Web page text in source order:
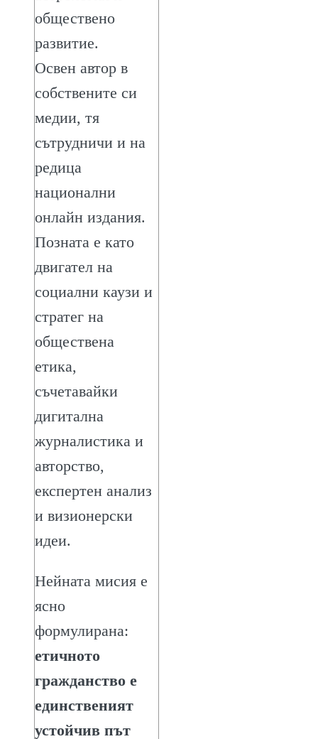
обществено
развитие.
Освен автор в
собствените си
медии, тя
сътрудничи и на
редица
национални
онлайн издания.
Позната е като
двигател на
социални каузи и
стратег на
обществена
етика,
съчетавайки
дигитална
журналистика и
авторство,
експертен анализ
и визионерски
идеи.
Нейната мисия е
ясно
формулирана:
етичното
гражданство е
единственият
устойчив път